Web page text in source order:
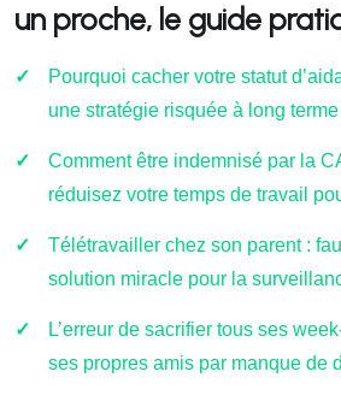
un proche, le guide
Pourquoi cacher votre statut
une stratégie risquée à long
Comment être indemnisé par la
réduisez votre temps de travail
Télétravailler chez son parent :
solution miracle pour la
L’erreur de sacrifier tous ses
ses propres amis par manque de